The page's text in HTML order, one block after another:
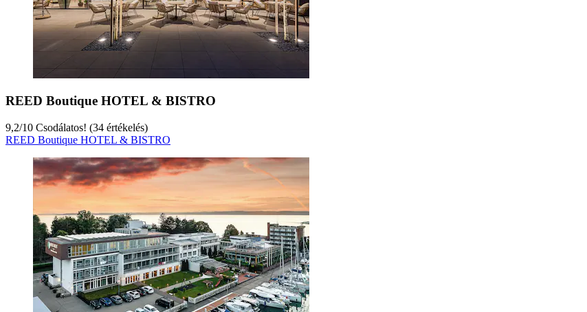
REED Boutique HOTEL & BISTRO
9,2/10 Csodálatos! (34 értékelés)
REED Boutique HOTEL & BISTRO